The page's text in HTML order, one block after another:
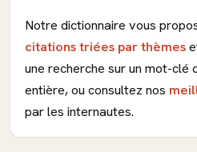
Notre dictionnaire vous
citations triées par thèmes
une recherche sur un mot-clé
entière, ou consultez nos
par les internautes.